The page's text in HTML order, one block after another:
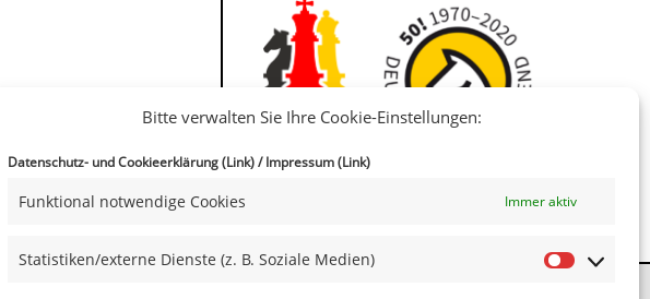
Bitte verwalten Sie Ihre Cookie-Einstellungen:
Datenschutz- und Cookieerklärung (Link)/Impressum (Link)
Funktional notwendige Cookies Immer aktiv
Statistiken/externe Dienste (z. B. Soziale Medien)